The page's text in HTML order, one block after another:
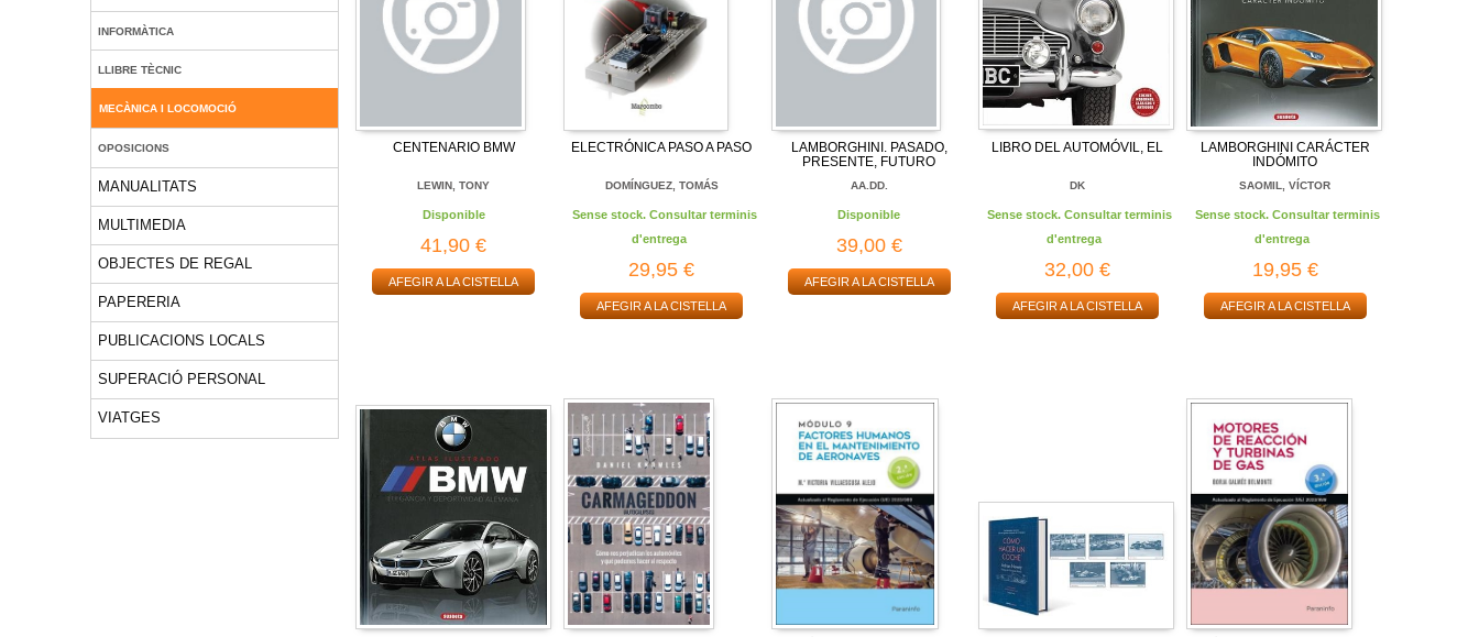
INFORMÀTICA
LLIBRE TÈCNIC
MECÀNICA I LOCOMOCIÓ
OPOSICIONS
MANUALITATS
MULTIMEDIA
OBJECTES DE REGAL
PAPERERIA
PUBLICACIONS LOCALS
SUPERACIÓ PERSONAL
VIATGES
CENTENARIO BMW
LEWIN, TONY
Disponible
41,90 €
AFEGIR A LA CISTELLA
ELECTRÓNICA PASO A PASO
DOMÍNGUEZ, TOMÁS
Sense stock. Consultar terminis
d'entrega
29,95 €
AFEGIR A LA CISTELLA
LAMBORGHINI. PASADO,
PRESENTE, FUTURO
AA.DD.
Disponible
39,00 €
AFEGIR A LA CISTELLA
LIBRO DEL AUTOMÓVIL, EL
DK
Sense stock. Consultar terminis
d'entrega
32,00 €
AFEGIR A LA CISTELLA
LAMBORGHINI CARÁCTER
INDÓMITO
SAOMIL, VÍCTOR
Sense stock. Consultar terminis
d'entrega
19,95 €
AFEGIR A LA CISTELLA